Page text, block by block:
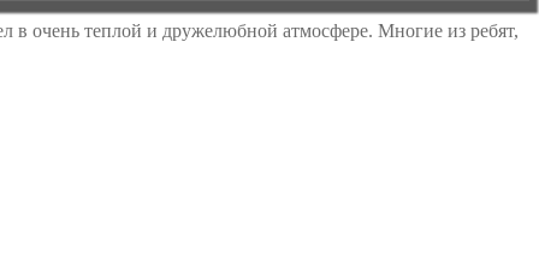
очень теплой и дружелюбной атмосфере. Многие из ребят,